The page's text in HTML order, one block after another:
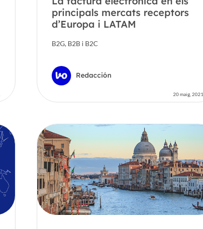
principals mercats receptors
d’Europa i LATAM
B2G, B2B i B2C
Redacción
20 maig, 2021